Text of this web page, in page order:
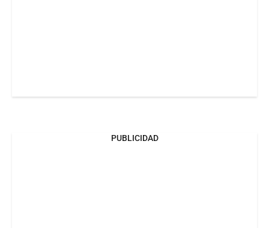
PUBLICIDAD